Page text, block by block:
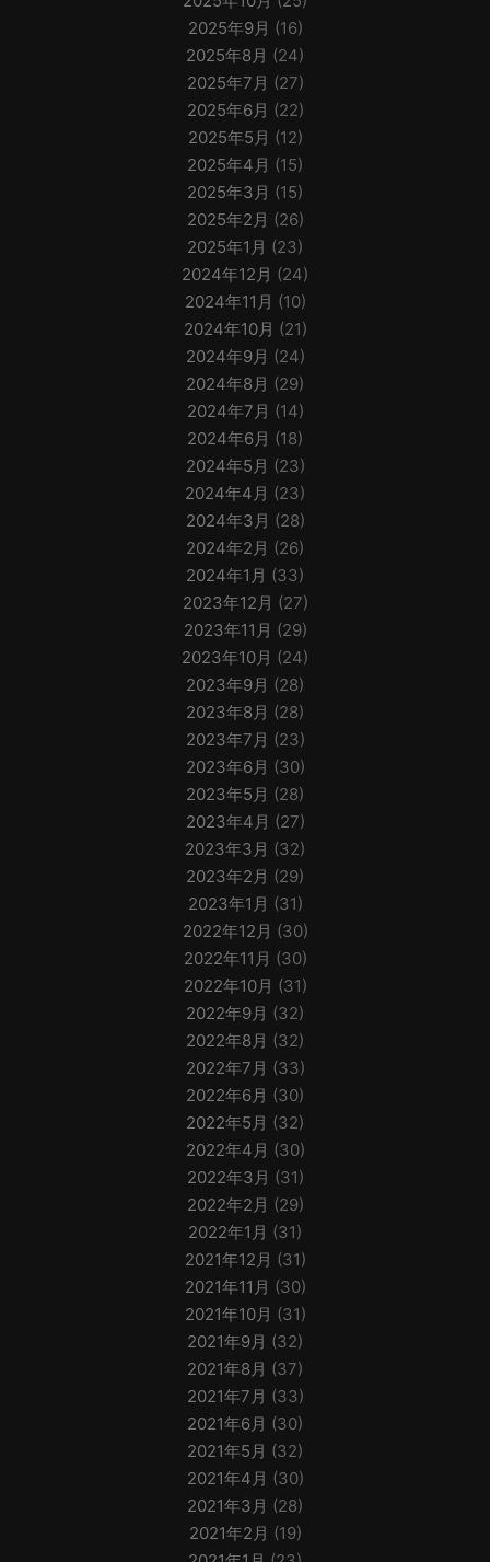
2025年9月 (16)
2025年8月 (24)
2025年7月 (27)
2025年6月 (22)
2025年5月 (12)
2025年4月 (15)
2025年3月 (15)
2025年2月 (26)
2025年1月 (23)
2024年12月 (24)
2024年11月 (10)
2024年10月 (21)
2024年9月 (24)
2024年8月 (29)
2024年7月 (14)
2024年6月 (18)
2024年5月 (23)
2024年4月 (23)
2024年3月 (28)
2024年2月 (26)
2024年1月 (33)
2023年12月 (27)
2023年11月 (29)
2023年10月 (24)
2023年9月 (28)
2023年8月 (28)
2023年7月 (23)
2023年6月 (30)
2023年5月 (28)
2023年4月 (27)
2023年3月 (32)
2023年2月 (29)
2023年1月 (31)
2022年12月 (30)
2022年11月 (30)
2022年10月 (31)
2022年9月 (32)
2022年8月 (32)
2022年7月 (33)
2022年6月 (30)
2022年5月 (32)
2022年4月 (30)
2022年3月 (31)
2022年2月 (29)
2022年1月 (31)
2021年12月 (31)
2021年11月 (30)
2021年10月 (31)
2021年9月 (32)
2021年8月 (37)
2021年7月 (33)
2021年6月 (30)
2021年5月 (32)
2021年4月 (30)
2021年3月 (28)
2021年2月 (19)